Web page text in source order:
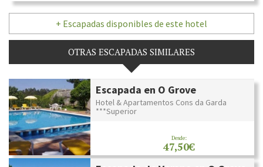
+ Escapadas disponibles de este hotel
OTRAS ESCAPADAS SIMILARES
Escapada en O Grove
Hotel & Apartamentos Cons da Garda
***Superior
Desde:
47,50€